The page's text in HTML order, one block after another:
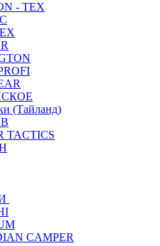
- TEX
(Тайланд)
TACTICS
CAMPER